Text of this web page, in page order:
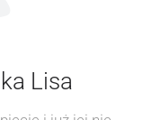
Lisa